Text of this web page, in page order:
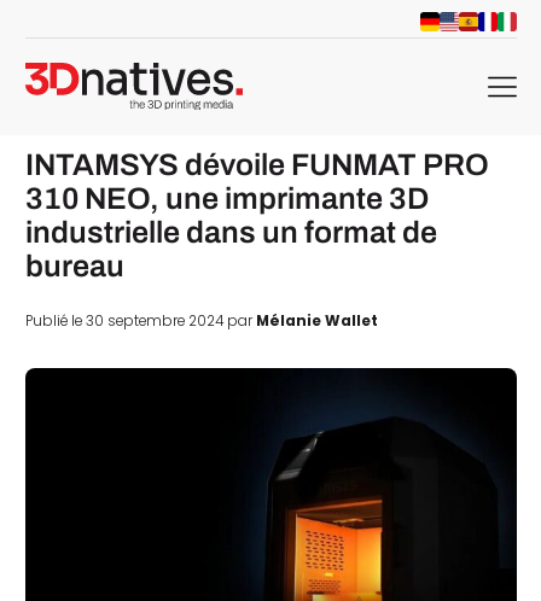
menu
INTAMSYS dévoile FUNMAT PRO
310 NEO, une imprimante 3D
industrielle dans un format de
bureau
Publié le 30 septembre 2024 parMélanie Wallet